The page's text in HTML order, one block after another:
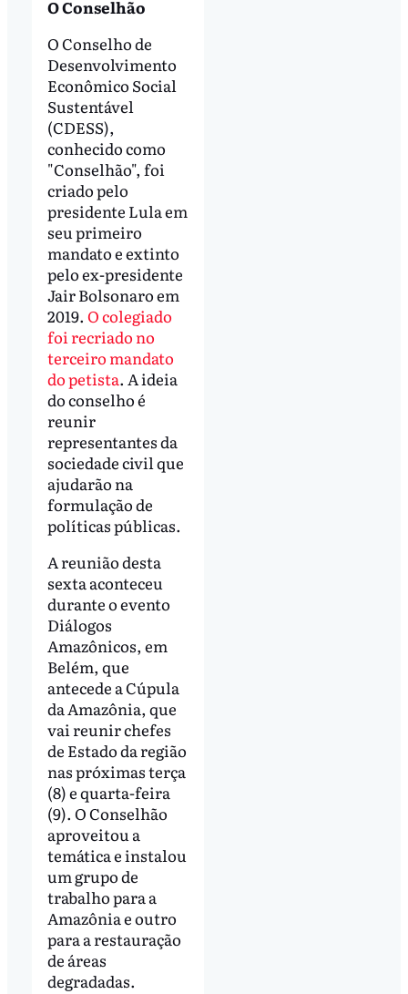
O Conselhão
O Conselho de
Desenvolvimento
Econômico Social
Sustentável
(CDESS),
conhecido como
"Conselhão", foi
criado pelo
presidente Lula em
seu primeiro
mandato e extinto
pelo ex-presidente
Jair Bolsonaro em
2019. O colegiado
foi recriado no
terceiro mandato
do petista. A ideia
do conselho é
reunir
representantes da
sociedade civil que
ajudarão na
formulação de
políticas públicas.
A reunião desta
sexta aconteceu
durante o evento
Diálogos
Amazônicos, em
Belém, que
antecede a Cúpula
da Amazônia, que
vai reunir chefes
de Estado da região
nas próximas terça
(8) e quarta-feira
(9). O Conselhão
aproveitou a
temática e instalou
um grupo de
trabalho para a
Amazônia e outro
para a restauração
de áreas
degradadas.